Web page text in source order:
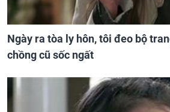
Ngày ra tòa ly hôn, tôi đeo bộ
chồng cũ sốc ngất